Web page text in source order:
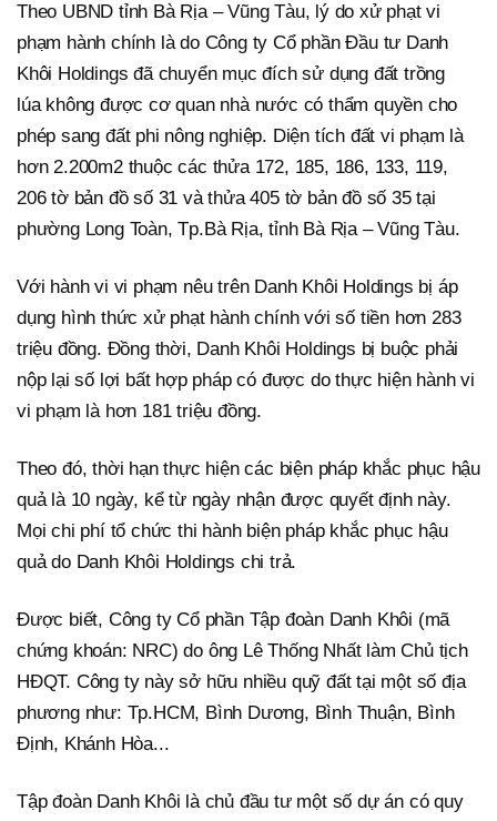
Theo UBND tỉnh Bà Rịa – Vũng Tàu, lý do xử phạt vi
phạm hành chính là do Công ty Cổ phần Đầu tư Danh
Khôi Holdings đã chuyển mục đích sử dụng đất trồng
lúa không được cơ quan nhà nước có thẩm quyền cho
phép sang đất phi nông nghiệp. Diện tích đất vi phạm là
hơn 2.200m2 thuộc các thửa 172, 185, 186, 133, 119,
206 tờ bản đồ số 31 và thửa 405 tờ bản đồ số 35 tại
phường Long Toàn, Tp.Bà Rịa, tỉnh Bà Rịa – Vũng Tàu.
Với hành vi vi phạm nêu trên Danh Khôi Holdings bị áp
dụng hình thức xử phạt hành chính với số tiền hơn 283
triệu đồng. Đồng thời, Danh Khôi Holdings bị buộc phải
nộp lại số lợi bất hợp pháp có được do thực hiện hành vi
vi phạm là hơn 181 triệu đồng.
Theo đó, thời hạn thực hiện các biện pháp khắc phục hậu
quả là 10 ngày, kể từ ngày nhận được quyết định này.
Mọi chi phí tổ chức thi hành biện pháp khắc phục hậu
quả do Danh Khôi Holdings chi trả.
Được biết, Công ty Cổ phần Tập đoàn Danh Khôi (mã
chứng khoán: NRC) do ông Lê Thống Nhất làm Chủ tịch
HĐQT. Công ty này sở hữu nhiều quỹ đất tại một số địa
phương như: Tp.HCM, Bình Dương, Bình Thuận, Bình
Định, Khánh Hòa...
Tập đoàn Danh Khôi là chủ đầu tư một số dự án có quy